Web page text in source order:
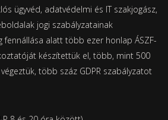
ügyvéd, adatvédelmi és IT szakjogász,
jogi szabályzatainak
fennállása alatt több ezer honlap ÁSZF-
készítettük el, több, mint 500
több száz GDPR szabályzatot